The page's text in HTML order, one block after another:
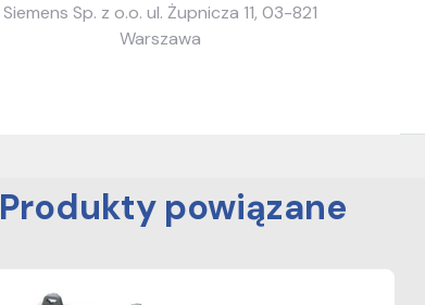
Siemens Sp. z o.o. ul. Żupnicza 11, 03-821
Warszawa
Produkty powiązane